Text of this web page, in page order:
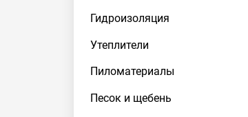
Гидроизоляция
Утеплители
Пиломатериалы
Песок и щебень